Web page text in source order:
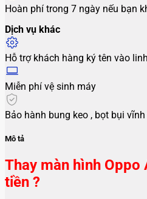
Hoàn phí trong 7 ngày nếu bạn
Dịch vụ khác
Hỗ trợ khách hàng ký tên vào
Miễn phí vệ sinh máy
Bảo hành bung keo , bọt bụi vĩnh
Mô tả
Thay màn hình Oppo
tiền ?